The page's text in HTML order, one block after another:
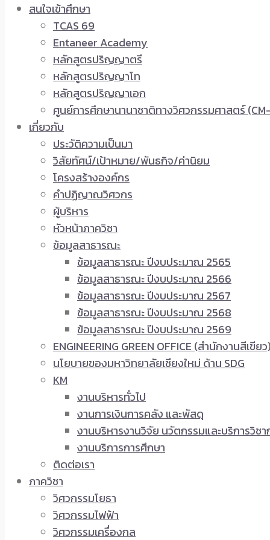
สนใจเข้าศึกษา
TCAS 69
Entaneer Academy
หลักสูตรปริญญาตรี
หลักสูตรปริญญาโท
หลักสูตรปริญญาเอก
ศูนย์การศึกษานานาชาติทางวิศวกรรมศาสตร์
เกี่ยวกับ
ประวัติความเป็นมา
วิสัยทัศน์/เป้าหมาย/พันธกิจ/ค่านิยม
โครงสร้างองค์กร
คำปฏิญาณวิศวกร
ผู้บริหาร
หัวหน้าภาควิชา
ข้อมูลสาธารณะ
ข้อมูลสาธารณะ ปีงบประมาณ 2565
ข้อมูลสาธารณะ ปีงบประมาณ 2566
ข้อมูลสาธารณะ ปีงบประมาณ 2567
ข้อมูลสาธารณะ ปีงบประมาณ 2568
ข้อมูลสาธารณะ ปีงบประมาณ 2569
ENGINEERING GREEN OFFICE (สำนักงานสีเขีย
นโยบายของมหาวิทยาลัยเชียงใหม่ ด้าน SDG
KM
งานบริหารทั่วไป
งานการเงินการคลัง และพัสดุ
งานบริหารงานวิจัย นวัตกรรมและบริการวิชา
งานบริการการศึกษา
ติดต่อเรา
ภาควิชา
วิศวกรรมโยธา
วิศวกรรมไฟฟ้า
วิศวกรรมเครื่องกล